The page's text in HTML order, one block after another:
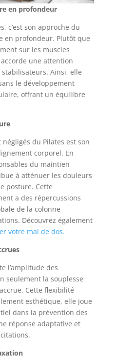
en profondeur
c’est son approche du
en profondeur. Plutôt que
sur les muscles
une attention
Ainsi, elle
le développement
offrant un équilibre
négligés du Pilates est son
corporel. En
du maintien
à atténuer les douleurs
posture. Cette
a des répercussions
de la colonne
Découvrez également
votre mal de dos.
l’amplitude des
seulement la souplesse
Cette flexibilité
esthétique, elle joue
dans la prévention des
réponse adaptative et